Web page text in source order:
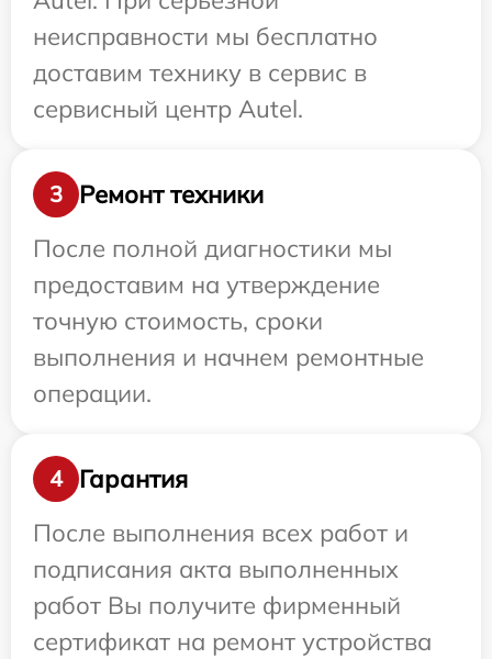
неисправности мы бесплатно
доставим технику в сервис в
сервисный центр Autel.
3
Ремонт техники
После полной диагностики мы
предоставим на утверждение
точную стоимость, сроки
выполнения и начнем ремонтные
операции.
4
Гарантия
После выполнения всех работ и
подписания акта выполненных
работ Вы получите фирменный
сертификат на ремонт устройства